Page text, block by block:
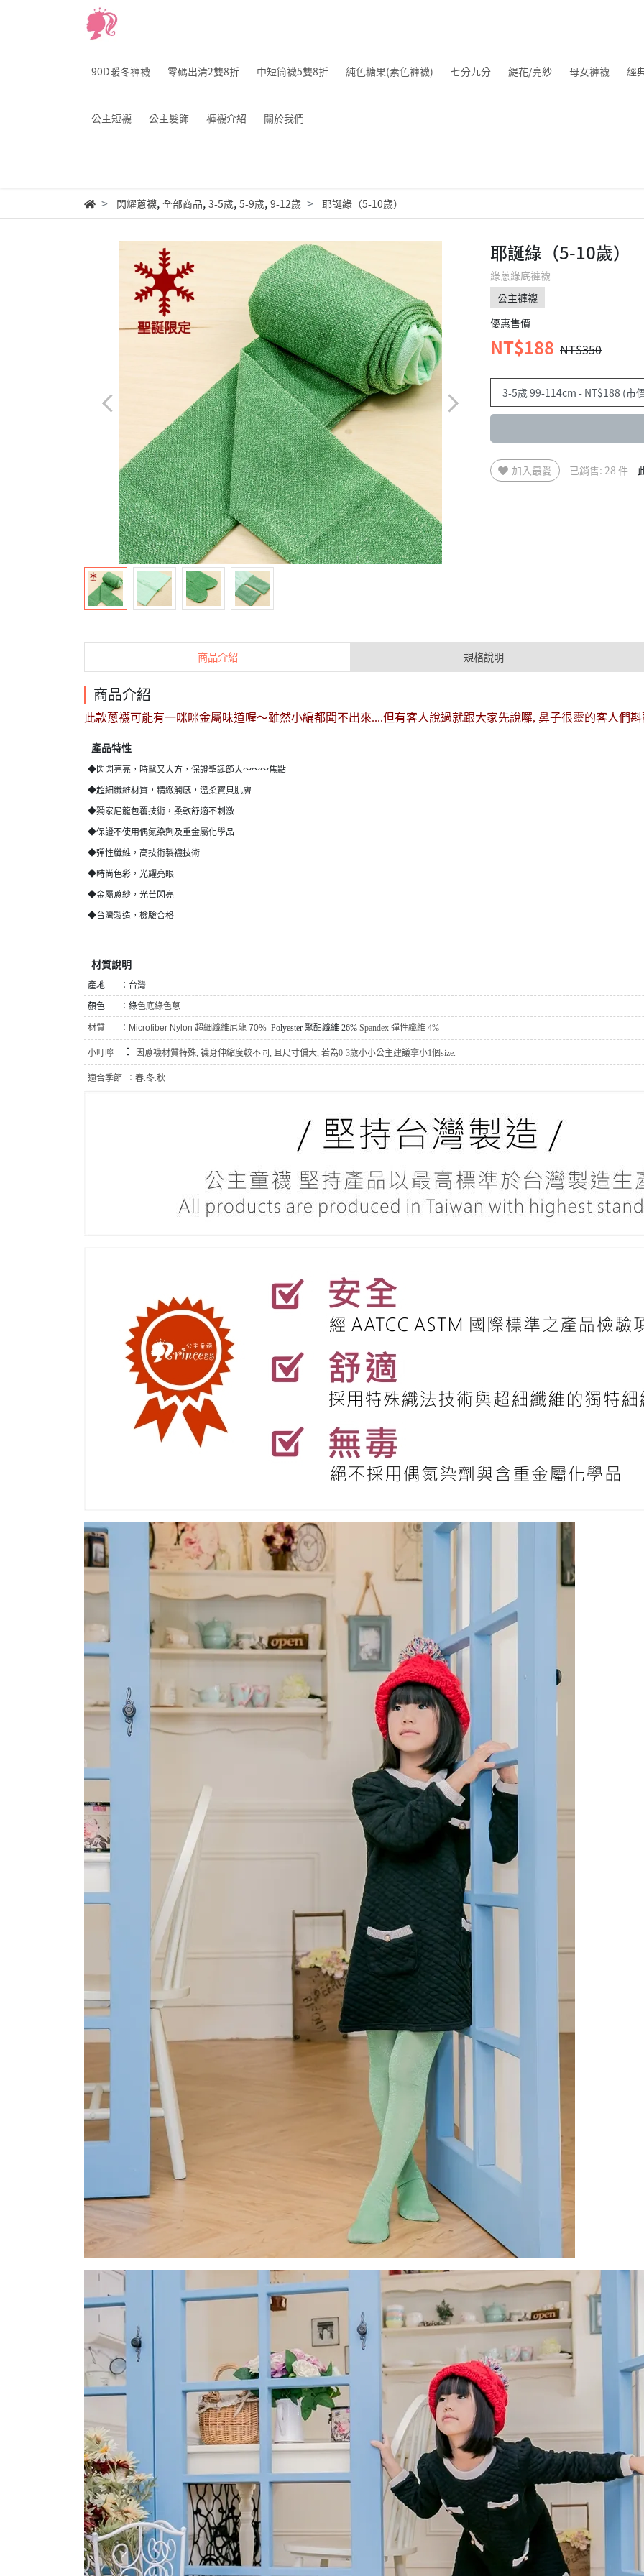
90D暖冬褲襪 零碼出清2雙8折 中短筒襪5雙8折 純色糖果(素色褲襪) 七分九分 緹花/亮紗 母女褲襪 經
公主短襪 公主髮飾 褲襪介紹 關於我們
閃耀蔥襪, 全部商品, 3-5歲, 5-9歲, 9-12歲 耶誕綠（5-10歲）
耶誕綠（5-10歲）
綠蔥綠底褲襪
公主褲襪
優惠售價
NT$188 NT$350
加入最愛 已銷售: 28 件
商品介紹 規格說明
商品介紹
此款蔥襪可能有一咪咪金屬味道喔～雖然小編都聞不出來....但有客人說過就跟大家先說囉, 鼻子很靈的客人們
產品特性
◆閃閃亮亮，時髦又大方，保證聖誕節大～～～焦點
◆超細纖維材質，精緻觸感，溫柔寶貝肌膚
◆獨家尼龍包覆技術，柔軟舒適不刺激
◆保證不使用偶氮染劑及重金屬化學品
◆彈性纖維，高技術製襪技術
◆時尚色彩，光耀亮眼
◆金屬蔥紗，光芒閃亮
◆台灣製造，檢驗合格
材質說明
產地 ：台灣
顏色 ：綠色底綠色蔥
材質 ： Microfiber Nylon 超細纖維尼龍 70% Polyester 聚酯纖維 26% Spandex 彈性纖維 4%
小叮嚀 ： 因蔥襪材質特殊, 襪身伸縮度較不同, 且尺寸偏大, 若為0-3歲小小公主建議拿小1個size.
適合季節 ： 春.冬.秋